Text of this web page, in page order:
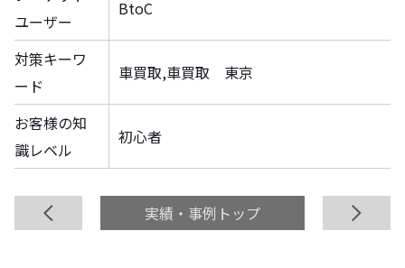
ユーザー
BtoC
対策キーワ
ード
車買取,車買取 東京
お客様の知
識レベル
初心者
実績・事例トップ